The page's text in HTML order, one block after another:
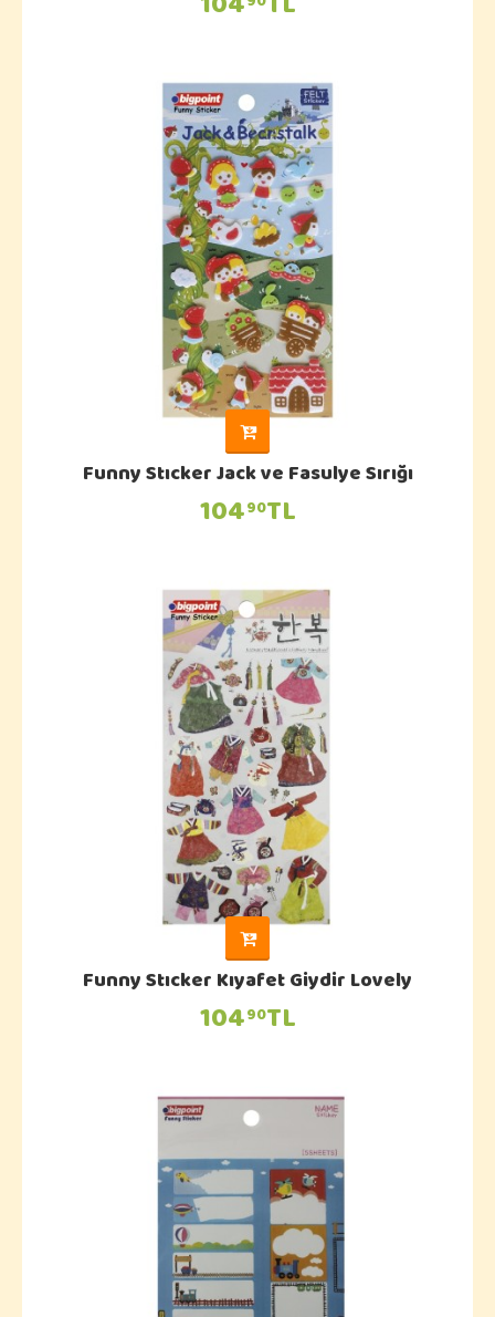
Funny Stıcker Jack ve Fasulye Sırığı
10490TL
Funny Stıcker Kıyafet Giydir Lovely
10490TL